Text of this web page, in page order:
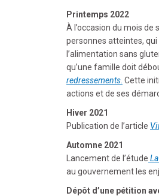
Printemps 2022
À l’occasion du mois
personnes atteintes,
l’alimentation sans
qu’une famille doit
redressements Cette
actions et de ses
Hiver 2021
Publication de l’article
Automne 2021
Lancement de l’étude
au gouvernement les
Dépôt d’une pétition